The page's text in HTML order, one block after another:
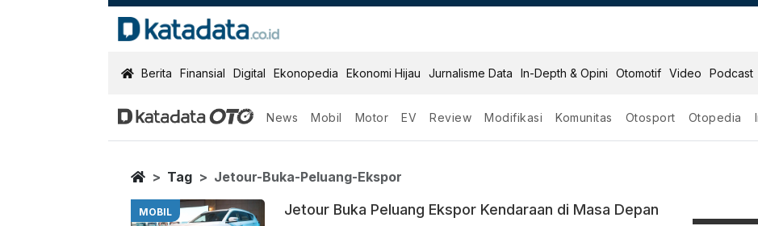
KatadataOTO
Berita Finansial Digital Ekonopedia Ekonomi Hijau Jurnalisme Data In-Depth & Opini Otomotif Video Podcast
News Mobil Motor EV Review Modifikasi Komunitas Otosport Otopedia
Jetour Buka Peluang Ekspor
Berita Terbaru
Home
Tag Jetour-Buka-Peluang-Ekspor
MOBIL Jetour Buka Peluang Ekspor Kendaraan di Masa Depan